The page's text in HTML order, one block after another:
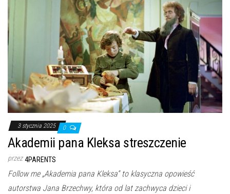
3 stycznia 2025 0
Akademii pana Kleksa streszczenie
przez 4PARENTS
Follow me „Akademia pana Kleksa” to klasyczna opowieść
autorstwa Jana Brzechwy, która od lat zachwyca dzieci i